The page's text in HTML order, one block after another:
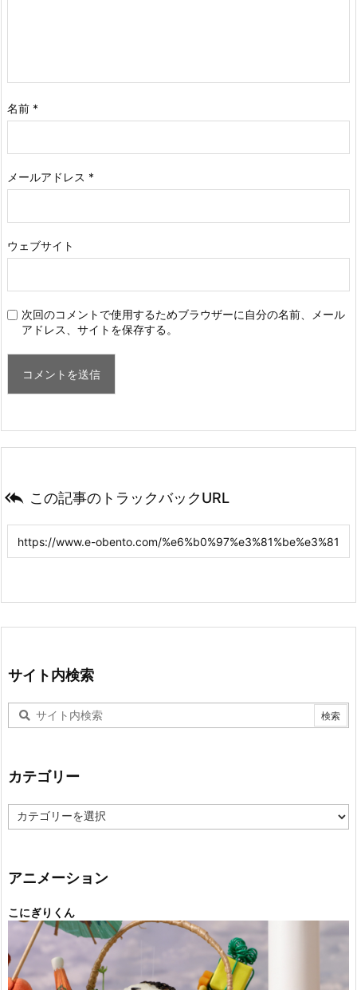
名前 *
メールアドレス *
ウェブサイト
次回のコメントで使用するためブラウザーに自分の名前、メール
アドレス、サイトを保存する。
 この記事のトラックバックURL
サイト内検索
カテゴリー
テ
ー
アニメーション
こにぎりくん